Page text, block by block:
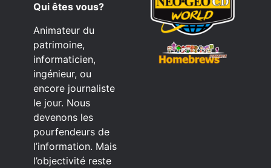
Qui êtes vous?
Animateur du
patrimoine,
informaticien,
ingénieur, ou
encore journaliste
le jour. Nous
devenons les
pourfendeurs de
l’information. Mais
l’objectivité reste